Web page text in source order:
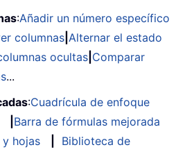
:Añadir un número específico
columnas Alternar el estado
ocultas Comparar
...
:Cuadrícula de enfoque
Barra de fórmulas mejorada
hojas
Biblioteca de